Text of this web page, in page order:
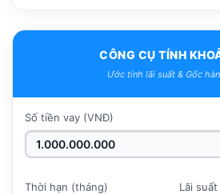
CÔNG CỤ TÍNH
Ước tính lãi suất & Gốc
Số tiền vay (VNĐ)
Thời hạn (tháng) Lãi